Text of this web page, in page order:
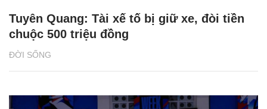
ĐỜI SỐNG
Tuyên Quang: Tài xế tố bị giữ xe, đòi tiền
chuộc 500 triệu đồng